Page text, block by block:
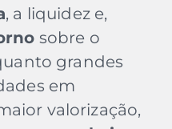
, a liquidez e,
sobre o
grandes
em
valorização,